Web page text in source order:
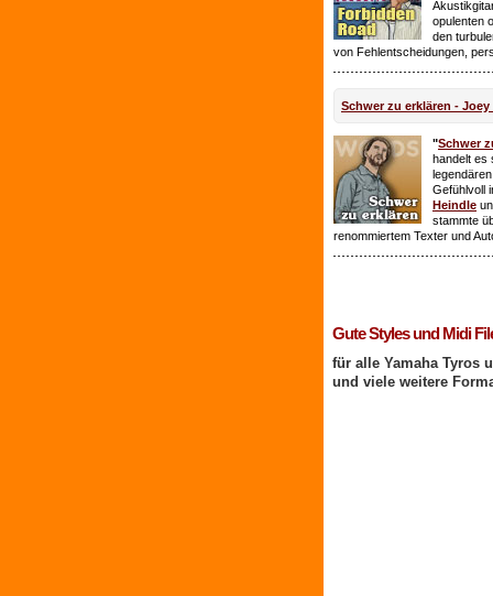
opulenten
den
von Fehlentscheidungen,
Schwer zu erklären - Joey
"Schwer
handelt es
Gefühlvoll
Heindle
stammte
renommiertem Texter und
Gute Styles und Midi
für alle Yamaha Tyros
und viele weitere